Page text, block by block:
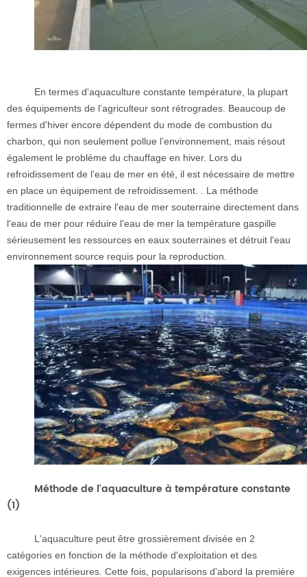
En termes d'aquaculture constante température, la plupart
des équipements de l’agriculteur sont rétrogrades. Beaucoup de
fermes d'hiver encore dépendent du mode de combustion du
charbon, qui non seulement pollue l’environnement, mais résout
également le problème du chauffage en hiver. Lors du
refroidissement de l'eau de mer en été, il est nécessaire de mettre
en place un équipement de refroidissement. . La méthode
traditionnelle de extraire l'eau de mer souterraine directement dans
l'eau de mer pour réduire l'eau de mer la température gaspille
sérieusement les ressources en eaux souterraines et détruit l'eau
environnement source requis pour la reproduction.
Méthode de l'aquaculture à température constante
(1)
L'aquaculture peut être grossièrement divisée en 2
catégories en fonction de la méthode d'exploitation et des
exigences intérieures. Cette fois, popularisons d'abord la première